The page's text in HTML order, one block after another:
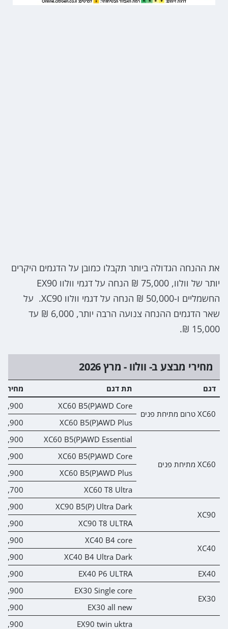
את ההנחה הגדולה ביותר תקבלו כמובן על הדגמים היקרים
יותר של וולוו, 75,000 ₪ הנחה על דגמי וולוו EX90
החשמליים ו-50,000 ₪ הנחה על דגמי וולוו XC90. על
שאר הדגמים ההנחה צנועה הרבה יותר, 6,000 ₪ עד
15,000 ₪.
מחירי מבצע ב- וולוו - מרץ 2026
דגם תת דגם מחיר
XC60 טרום מתיחת פנים
XC60 B5(P)AWD Core
XC60 B5(P)AWD Plus
XC60 מתיחת פנים
XC60 B5(P)AWD Essential
XC60 B5(P)AWD Core
XC60 B5(P)AWD Plus
XC60 T8 Ultra
XC90
XC90 B5(P) Ultra Dark
XC90 T8 ULTRA
XC40
XC40 B4 core
XC40 B4 Ultra Dark
EX40
EX40 P6 ULTRA
EX30
EX30 Single core
EX30 all new
EX90 twin uktra